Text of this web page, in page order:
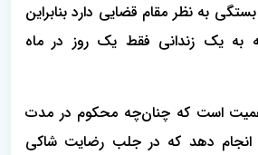
به نظر مقام قضایی دارد بنابراین
یک زندانی فقط یک روز در ماه
است که چنان‌چه محکوم در مدت
انجام دهد که در جلب رضایت شاکی